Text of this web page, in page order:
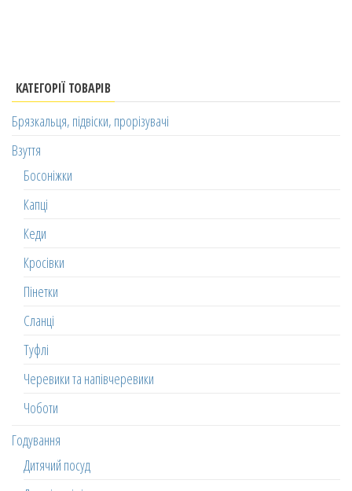
КАТЕГОРІЇ ТОВАРІВ
Брязкальця, підвіски, прорізувачі
Взуття
Босоніжки
Капці
Кеди
Кросівки
Пінетки
Сланці
Туфлі
Черевики та напівчеревики
Чоботи
Годування
Дитячий посуд